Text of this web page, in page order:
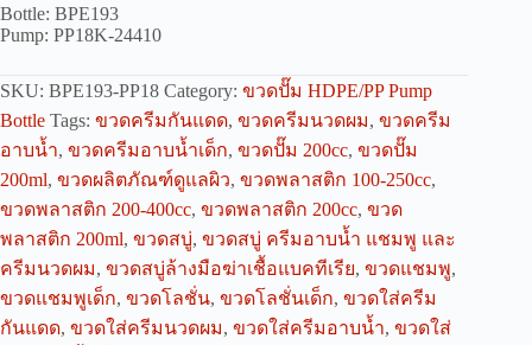
Bottle: BPE193
Pump: PP18K-24410
SKU: BPE193-PP18 Category: ขวดปั๊ม HDPE/PP Pump
Bottle Tags: ขวดครีมกันแดด, ขวดครีมนวดผม, ขวดครีม
อาบน้ำ, ขวดครีมอาบน้ำเด็ก, ขวดปั๊ม 200cc, ขวดปั๊ม
200ml, ขวดผลิตภัณฑ์ดูแลผิว, ขวดพลาสติก 100-250cc,
ขวดพลาสติก 200-400cc, ขวดพลาสติก 200cc, ขวด
พลาสติก 200ml, ขวดสบู่, ขวดสบู่ ครีมอาบน้ำ แชมพู และ
ครีมนวดผม, ขวดสบู่ล้างมือฆ่าเชื้อแบคทีเรีย, ขวดแชมพู,
ขวดแชมพูเด็ก, ขวดโลชั่น, ขวดโลชั่นเด็ก, ขวดใส่ครีม
กันแดด, ขวดใส่ครีมนวดผม, ขวดใส่ครีมอาบน้ำ, ขวดใส่